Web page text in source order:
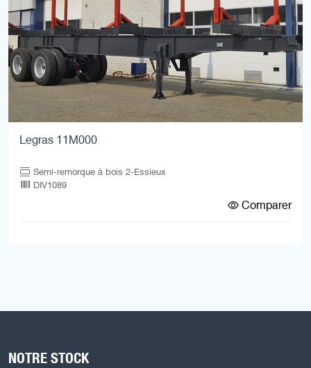
Legras 11M000
Semi-remorque à bois 2-Essieux
DIV1089
Comparer
NOTRE STOCK